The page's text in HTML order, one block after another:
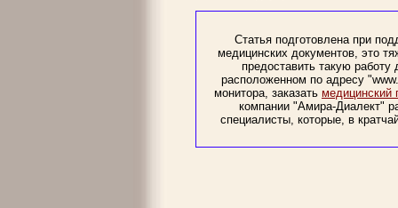
Статья подготовлена при
медицинских документов, это
предоставить такую
расположенном по адресу
монитора, заказать медицинский
компании "Амира-Диалект"
специалисты, которые, в